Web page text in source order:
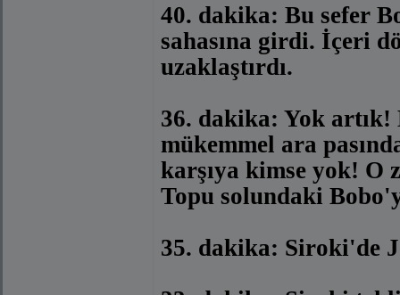
40. dakika: Bu sefer
sahasına girdi. İçeri
uzaklaştırdı.
36. dakika: Yok artık!
mükemmel ara
karşıya kimse yok! O
Topu solundaki
35. dakika: Siroki'de